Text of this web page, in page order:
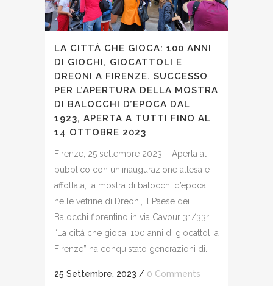
LA CITTÀ CHE GIOCA: 100 ANNI
DI GIOCHI, GIOCATTOLI E
DREONI A FIRENZE. SUCCESSO
PER L’APERTURA DELLA MOSTRA
DI BALOCCHI D’EPOCA DAL
1923, APERTA A TUTTI FINO AL
14 OTTOBRE 2023
Firenze, 25 settembre 2023 – Aperta al
pubblico con un'inaugurazione attesa e
affollata, la mostra di balocchi d’epoca
nelle vetrine di Dreoni, il Paese dei
Balocchi fiorentino in via Cavour 31/33r.
“La città che gioca: 100 anni di giocattoli a
Firenze” ha conquistato generazioni di...
25 Settembre, 2023 / 0 Comments